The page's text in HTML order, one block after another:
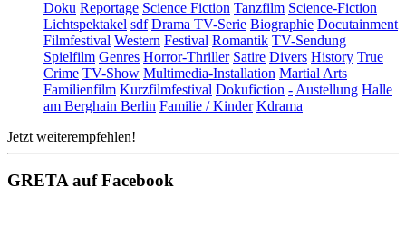
Doku Reportage Science Fiction Tanzfilm Science-Fiction
Lichtspektakel sdf Drama TV-Serie Biographie Docutainment
Filmfestival Western Festival Romantik TV-Sendung
Spielfilm Genres Horror-Thriller Satire Divers History True
Crime TV-Show Multimedia-Installation Martial Arts
Familienfilm Kurzfilmfestival Dokufiction - Austellung Halle
am Berghain Berlin Familie / Kinder Kdrama
Jetzt weiterempfehlen!
GRETA auf Facebook